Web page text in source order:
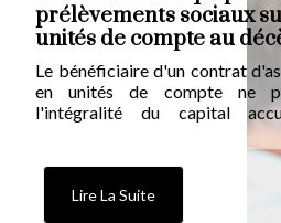
prélèvements sociaux
unités de compte au
Le bénéficiaire d'un contrat
en unités de compte ne
l'intégralité du capital
prélèvements sociaux sont
moment du décès du
juridiquement ce dernier qui
redevable. Un principe que la
de confirmer jusqu'au Conseil
Lire La Suite